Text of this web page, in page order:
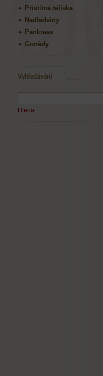
Příštítná tělíska
Nadledviny
Pankreas
Gonády
Hledat